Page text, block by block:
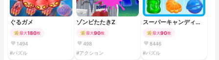
ぐるガメ
最大180枚
1494
#パズル
ゾンビたたきZ
最大90枚
498
#アクション
スーパーキャンディパ
ズル最大90枚
8446
#パズル